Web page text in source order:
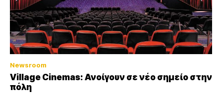
Newsroom
Village Cinemas: Ανοίγουν σε νέο σημείο στην
πόλη